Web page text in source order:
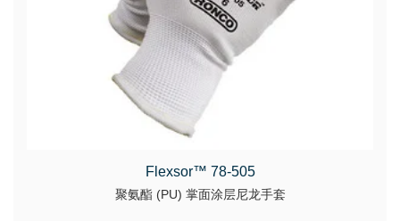
Flexsor™ 78-505
聚氨酯 (PU) 掌面涂层尼龙手套